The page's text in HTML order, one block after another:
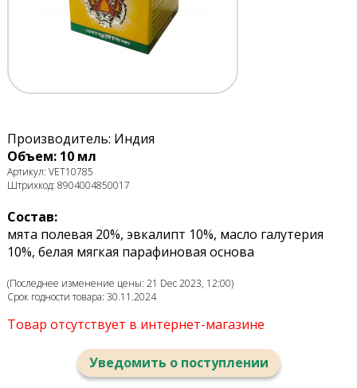
Производитель: Индия
Объем: 10 мл
Артикул: VET10785
Штрихкод: 8904004850017
Состав:
мята полевая 20%, эвкалипт 10%, масло галутерия
10%, белая мягкая парафиновая основа
(Последнее изменение цены: 21 Dec 2023, 12:00)
Срок годности товара: 30.11.2024
Товар отсутствует в интернет-магазине
Уведомить о поступлении